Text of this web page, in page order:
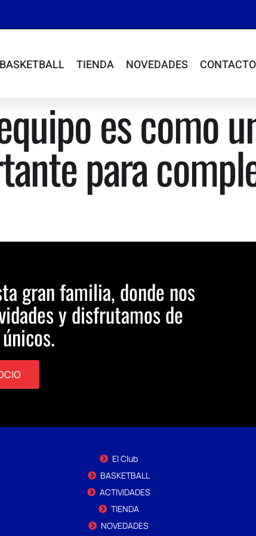
BASKETBALL TIENDA NOVEDADES CONTACTO
es como
para
gran familia, donde nos
y disfrutamos de
El Club
BASKETBALL
ACTIVIDADES
TIENDA
NOVEDADES